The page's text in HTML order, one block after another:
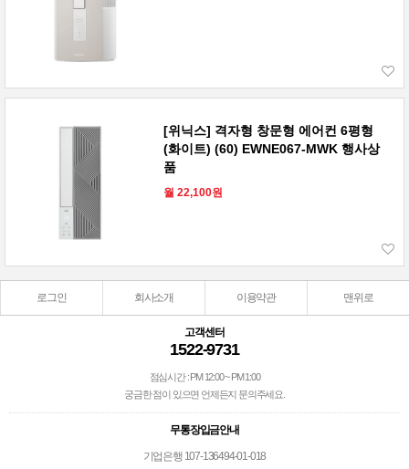
[위닉스] 격자형 창문형 에어컨 6평형
(화이트) (60) EWNE067-MWK 행사상
품
월 22,100원
로그인 회사소개 이용약관 맨위로
고객센터
1522-9731
점심시간 : PM 12:00 ~ PM 1:00
궁금한 점이 있으면 언제든지 문의주세요.
무통장입금안내
기업은행 107-136494-01-018